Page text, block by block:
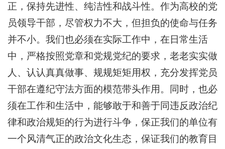
正，保持先进性、纯洁性和战斗性。作为高校的党
员领导干部，尽管权力不大，但担负的使命与任务
并不小。我们也必须在实际工作中，在日常生活
中，严格按照党章和党规党纪的要求，老老实实做
人、认认真真做事、规规矩矩用权，充分发挥党员
干部在遵纪守法方面的模范带头作用。同时，也必
须在工作和生活中，能够敢于和善于同违反政治纪
律和政治规矩的行为进行斗争，保正我们的单位有
一个风清气正的政治文化生态，保证我们的教育目